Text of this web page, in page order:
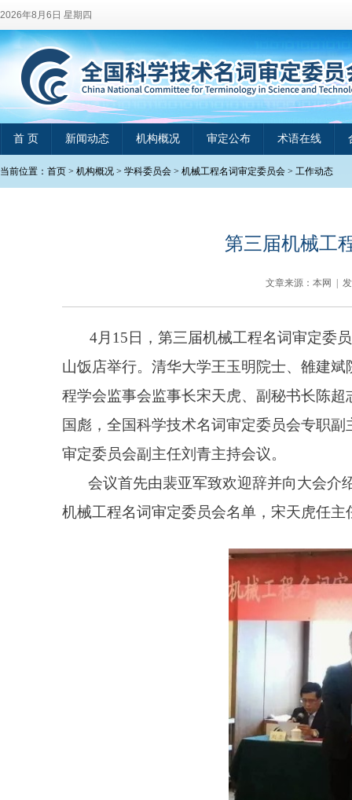
2026年8月6日 星期四
首 页 新闻动态 机构概况 审定公布 术语在线
当前位置： 首页 > 机构概况 > 学科委员会 > 机械工程名词审定委员会 > 工作动态
第三届机械工
文章来源：本网 |
4月 15 日，第三届机械工程名词审定委
山饭店举行。清华大学王玉明院士、雒建
程学会监事会监事长宋天虎、副秘书长陈
国彪，全国科学技术名词审定委员会专职副
审定委员会副主任刘青主持会议。
会议首先由裴亚军致欢迎辞并向大会介
机械工程名词审定委员会名单，宋天虎任主